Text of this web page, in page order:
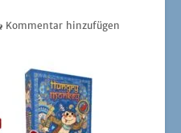
Kommentar hinzufügen